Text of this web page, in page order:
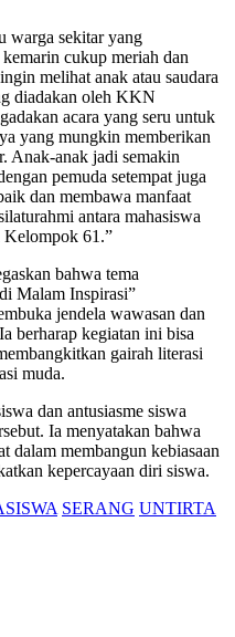
warga sekitar yang
cukup meriah dan
melihat anak atau saudara
diadakan oleh KKN
acara yang seru untuk
yang mungkin memberikan
Anak-anak jadi semakin
pemuda setempat juga
dan membawa manfaat
antara mahasiswa
Kelompok 61.”
bahwa tema
Malam Inspirasi”
jendela wawasan dan
berharap kegiatan ini bisa
gairah literasi
muda.
dan antusiasme siswa
Ia menyatakan bahwa
dalam membangun kebiasaan
kepercayaan diri siswa.
SERANG UNTIRTA